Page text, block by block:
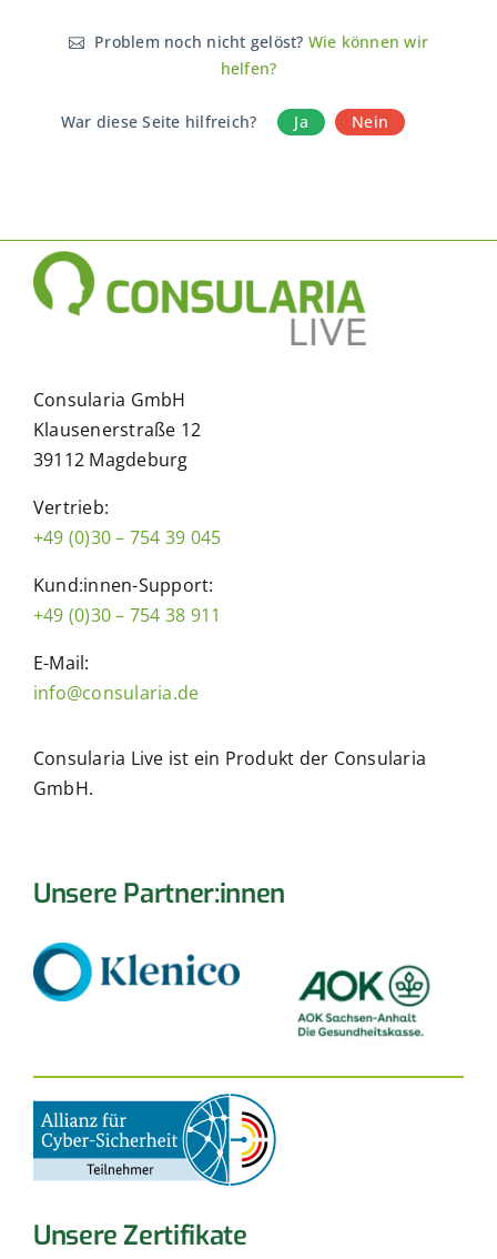
Problem noch nicht gelöst? Wie können wir
helfen?
War diese Seite hilfreich? Ja Nein
Consularia GmbH
Klausenerstraße 12
39112 Magdeburg
Vertrieb:
+49 (0)30 – 754 39 045
Kund:innen-Support:
+49 (0)30 – 754 38 911
E-Mail:
info@consularia.de
Consularia Live ist ein Produkt der Consularia
GmbH.
Unsere Partner:innen
Unsere Zertifikate